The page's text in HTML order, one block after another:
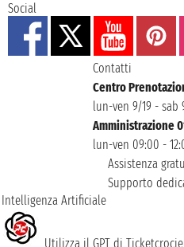
Social
Contatti
Centro
lun-ven 9/19 - sab
Amministrazione
lun-ven 09:00 -
Assistenza
Supporto
Intelligenza Artificiale
Utilizza il GPT di